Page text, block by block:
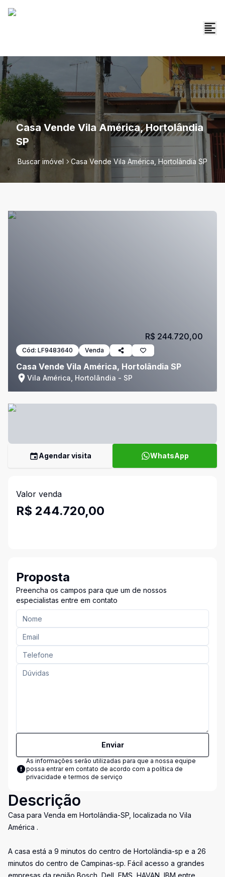
Casa Vende Vila América, Hortolândia
SP
Buscar imóvel Casa Vende Vila América, Hortolândia SP
Cód: LF9483640 Venda
Casa Vende Vila América, Hortolândia SP
Vila América, Hortolândia - SP
R$ 244.720,00
Agendar visita WhatsApp
Valor venda
R$ 244.720,00
Proposta
Preencha os campos para que um de nossos
especialistas entre em contato
Enviar
As informações serão utilizadas para que a nossa equipe
possa entrar em contato de acordo com a política de
privacidade e termos de serviço
Descrição
Casa para Venda em Hortolândia-SP, localizada no Vila
América .
A casa está a 9 minutos do centro de Hortolândia-sp e a 26
minutos do centro de Campinas-sp. Fácil acesso a grandes
empresas da região Bosch, Dell, EMS, HAVAN, IBM entre